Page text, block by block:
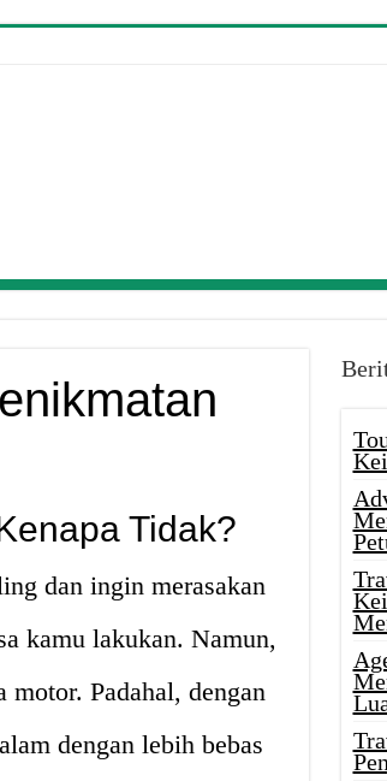
Tidak?
dan ingin merasakan
kamu lakukan. Namun,
Padahal, dengan
dengan lebih bebas